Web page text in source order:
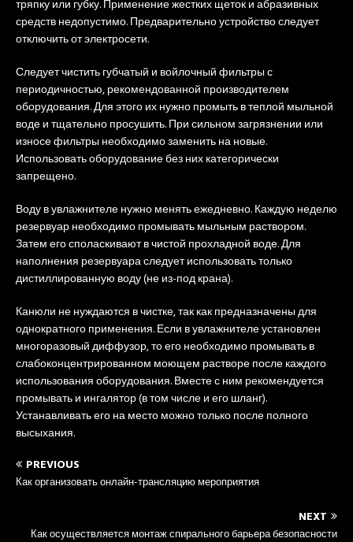
тряпку или губку. Применение жестких щеток и абразивных
средств недопустимо. Предварительно устройство следует
отключить от электросети.
Следует чистить губчатый и войлочный фильтры с
периодичностью, рекомендованной производителем
оборудования. Для этого их нужно промыть в теплой мыльной
воде и тщательно просушить. При сильном загрязнении или
износе фильтры необходимо заменить на новые.
Использовать оборудование без них категорически
запрещено.
Воду в увлажнителе нужно менять ежедневно. Каждую неделю
резервуар необходимо промывать мыльным раствором.
Затем его споласкивают в чистой прохладной воде. Для
наполнения резервуара следует использовать только
дистиллированную воду (не из-под крана).
Канюли не нуждаются в чистке, так как предназначены для
однократного применения. Если в увлажнителе установлен
многоразовый диффузор, то его необходимо промывать в
слабоконцентрированном моющем растворе после каждого
использования оборудования. Вместе с ним рекомендуется
промывать и ингалятор (в том числе и его шланг).
Устанавливать его на место можно только после полного
высыхания.
PREVIOUS
Как организовать онлайн-трансляцию мероприятия
NEXT
Как осуществляется монтаж спирального барьера безопасности